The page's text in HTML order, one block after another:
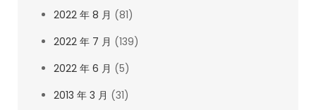
2022 年 8 月 (81)
2022 年 7 月 (139)
2022 年 6 月 (5)
2013 年 3 月 (31)